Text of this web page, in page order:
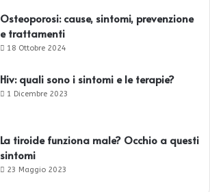
Osteoporosi: cause, sintomi, prevenzione
e trattamenti
18 Ottobre 2024
Hiv: quali sono i sintomi e le terapie?
1 Dicembre 2023
La tiroide funziona male? Occhio a questi
sintomi
23 Maggio 2023